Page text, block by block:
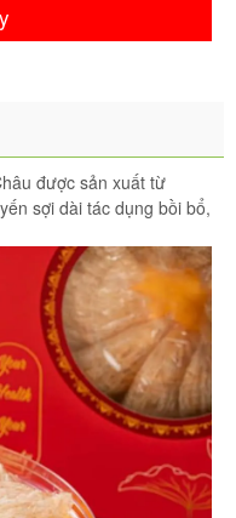
được sản xuất từ
sợi dài tác dụng bồi bổ,